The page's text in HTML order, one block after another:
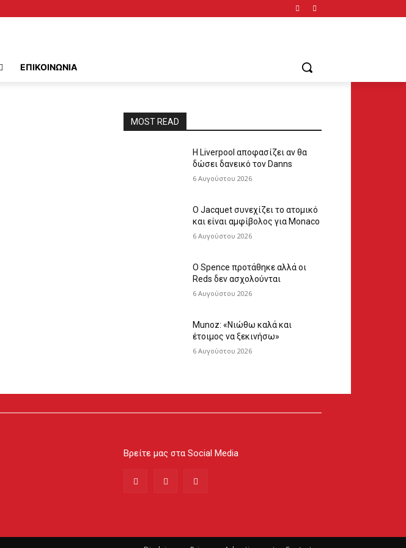
ΕΠΙΚΟΙΝΩΝΙΑ
MOST READ
Η Liverpool αποφασίζει αν θα
δώσει δανεικό τον Danns
6 Αυγούστου 2026
Ο Jacquet συνεχίζει το ατομικό
και είναι αμφίβολος για Monaco
6 Αυγούστου 2026
Ο Spence προτάθηκε αλλά οι
Reds δεν ασχολούνται
6 Αυγούστου 2026
Munoz: «Νιώθω καλά και
έτοιμος να ξεκινήσω»
6 Αυγούστου 2026
Βρείτε μας στα Social Media